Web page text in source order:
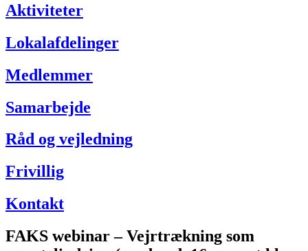
Aktiviteter
Lokalafdelinger
Medlemmer
Samarbejde
Råd og vejledning
Frivillig
Kontakt
FAKS webinar – Vejrtrækning som